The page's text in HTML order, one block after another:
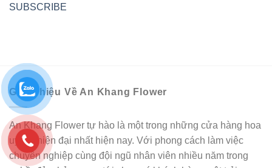
SUBSCRIBE
Giới Thiệu Về An Khang Flower
An Khang Flower tự hào là một trong những cửa hàng hoa
uy tín, hiện đại nhất hiện nay. Với phong cách làm việc
chuyên nghiệp cùng đội ngũ nhân viên nhiều năm trong